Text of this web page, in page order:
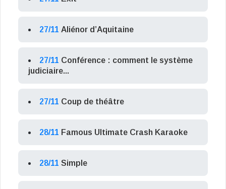
27/11 Aliénor d’Aquitaine
27/11 Conférence : comment le système
judiciaire...
27/11 Coup de théâtre
28/11 Famous Ultimate Crash Karaoke
28/11 Simple